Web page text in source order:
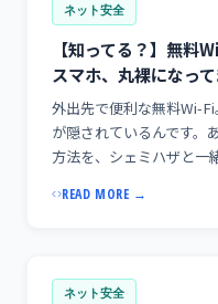
ネット安全
【知ってる？】無料
スマホ、丸裸になっ
外出先で便利な無料Wi-
が隠されているんです。
方法を、シェミハザと一
READ MORE →
ネット安全